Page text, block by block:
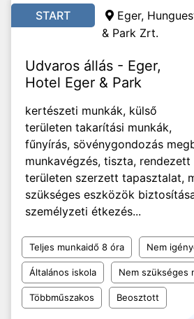
START
Eger,
& Park Zrt.
Udvaros állás - Eger,
Hotel Eger & Park
kertészeti munkák, külső
területen takarítási munkák,
fűnyírás, sövénygondozás
munkavégzés, tiszta, rendezett
területen szerzett tapasztalat,
szükséges eszközök
személyzeti étkezés...
Teljes munkaidő 8 óra Nem
Általános iskola Nem szükséges
Többműszakos Beosztott